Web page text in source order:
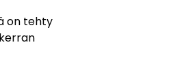
on tehty